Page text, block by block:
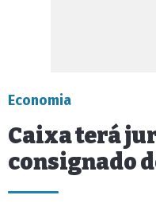
Economia
Caixa terá
consignado